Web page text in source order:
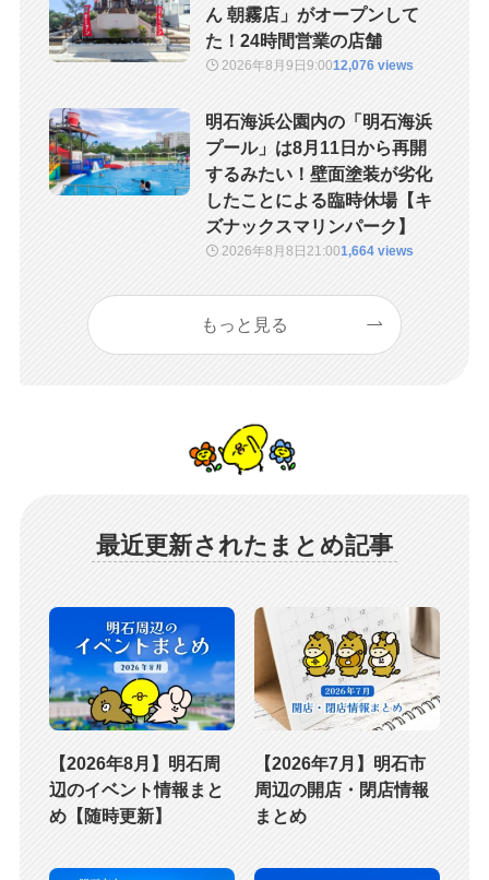
ん 朝霧店」がオープンして
た！24時間営業の店舗
2026年8月9日9:0012,076 views
明石海浜公園内の「明石海浜
プール」は8月11日から再開
するみたい！壁面塗装が劣化
したことによる臨時休場【キ
ズナックスマリンパーク】
2026年8月8日21:001,664 views
もっと見る
最近更新されたまとめ記事
【2026年8月】明石周
辺のイベント情報まと
め【随時更新】
【2026年7月】明石市
周辺の開店・閉店情報
まとめ